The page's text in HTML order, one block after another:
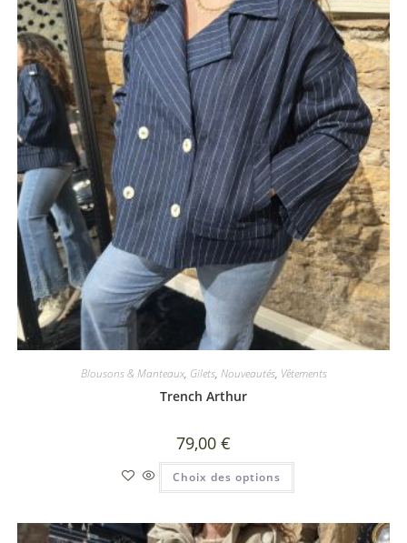
Blousons & Manteaux, Gilets, Nouveautés, Vêtements
Trench Arthur
79,00 €
Choix des options